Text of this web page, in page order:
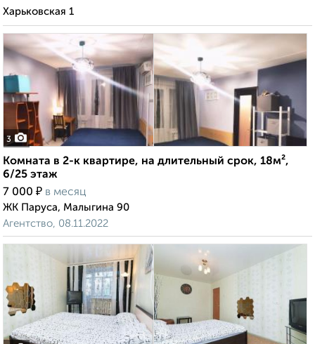
Харьковская 1
3
Комната в 2-к квартире, на длительный срок, 18м²,
6/25 этаж
7 000 ₽ в месяц
ЖК Паруса, Малыгина 90
Агентство, 08.11.2022